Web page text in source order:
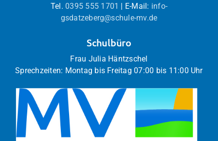
Tel. 0395 555 1701 | E-Mail: info-
gsdatzeberg@schule-mv.de
Schulbüro
Frau Julia Häntzschel
Sprechzeiten: Montag bis Freitag 07:00 bis 11:00 Uhr